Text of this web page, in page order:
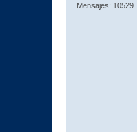
Mensajes: 10529